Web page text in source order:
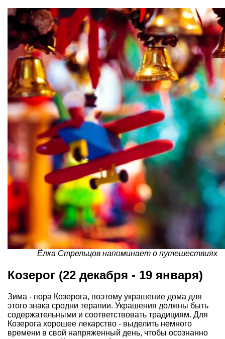
Ёлка Стрельцов напоминает о путешествиях
Козерог (22 декабря - 19 января)
Зима - пора Козерога, поэтому украшение дома для
этого знака сродни терапии. Украшения должны быть
содержательными и соответствовать традициям. Для
Козерога хорошее лекарство - выделить немного
времени в свой напряженный день, чтобы осознанно